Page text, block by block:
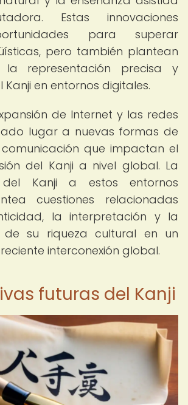
Estas innovaciones
para superar
pero también plantean
representación precisa y
en entornos digitales.
de Internet y las redes
lugar a nuevas formas de
que impactan el
del Kanji a nivel global. La
Kanji a estos entornos
cuestiones relacionadas
la interpretación y la
de su riqueza cultural en un
interconexión global.
futuras del Kanji